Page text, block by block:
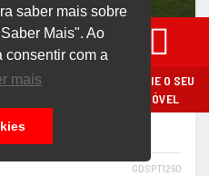
saber mais sobre
Mais". Ao
consentir com a
mais
Mão com 412 m² –
Santas, Moure
Santas e Moure
GDSPT1260
AVALIE O SEU
IMÓVEL